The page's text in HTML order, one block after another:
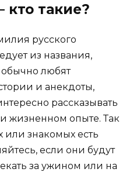
кто такие?
русского
из названия,
любят
и анекдоты,
рассказывать
жизненном опыте. Так
или знакомых есть
если они будут
за ужином или на